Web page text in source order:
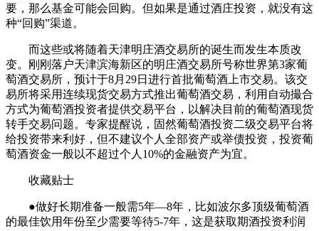
要，那么基金可能会回购。但如果是通过酒庄投资，就没有这
种“回购”渠道。
而这些或将随着天津明庄酒交易所的诞生而发生本质改
变。刚刚落户天津滨海新区的明庄酒交易所号称世界第3家葡
萄酒交易所，预计于8月29日进行首批葡萄酒上市交易。该交
易所将采用连续现货交易方式推出葡萄酒交易，利用自动撮合
方式为葡萄酒投资者提供交易平台，以解决目前的葡萄酒现货
转手交易问题。专家提醒说，固然葡萄酒投资二级交易平台将
给投资带来利好，但不建议个人全部资产或举债投资，投资葡
萄酒资金一般以不超过个人10%的金融资产为宜。
收藏贴士
●做好长期准备一般需5年—8年，比如波尔多顶级葡萄酒
的最佳饮用年份至少需要等待5-7年，这是获取期酒投资利润